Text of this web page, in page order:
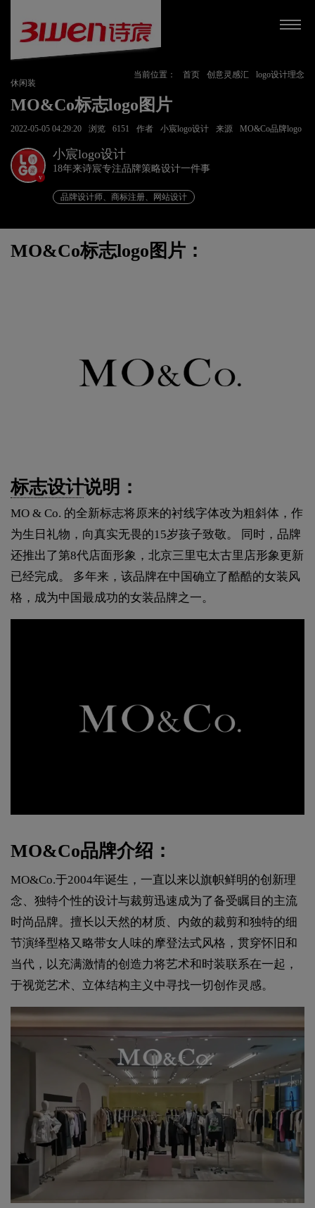
当前位置： 首页 创意灵感汇
logo设计理念
休闲装
MO&Co标志logo图片
2022-05-05 04:29:20 浏览 6151 作者 小宸logo设计 来源 MO&Co品牌logo
v
小宸logo设计
18年来诗宸专注品牌策略设计一件事
品牌设计师、商标注册、网站设计
MO&Co标志logo图片：
标志设计说明：
MO & Co. 的全新标志将原来的衬线字体改为粗斜体，作
为生日礼物，向真实无畏的15岁孩子致敬。 同时，品牌
还推出了第8代店面形象，北京三里屯太古里店形象更新
已经完成。 多年来，该品牌在中国确立了酷酷的女装风
格，成为中国最成功的女装品牌之一。
MO&Co品牌介绍：
MO&Co.于2004年诞生，一直以来以旗帜鲜明的创新理
念、独特个性的设计与裁剪迅速成为了备受瞩目的主流
时尚品牌。擅长以天然的材质、内敛的裁剪和独特的细
节演绎型格又略带女人味的摩登法式风格，贯穿怀旧和
当代，以充满激情的创造力将艺术和时装联系在一起，
于视觉艺术、立体结构主义中寻找一切创作灵感。